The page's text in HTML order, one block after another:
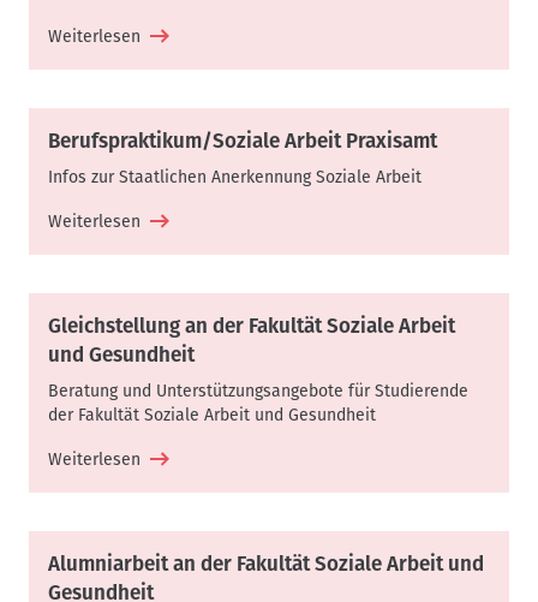
Weiterlesen
Berufspraktikum/Soziale Arbeit Praxisamt
Infos zur Staatlichen Anerkennung Soziale Arbeit
Weiterlesen
Gleichstellung an der Fakultät Soziale Arbeit
und Gesundheit
Beratung und Unterstützungsangebote für Studierende
der Fakultät Soziale Arbeit und Gesundheit
Weiterlesen
Alumniarbeit an der Fakultät Soziale Arbeit und
Gesundheit